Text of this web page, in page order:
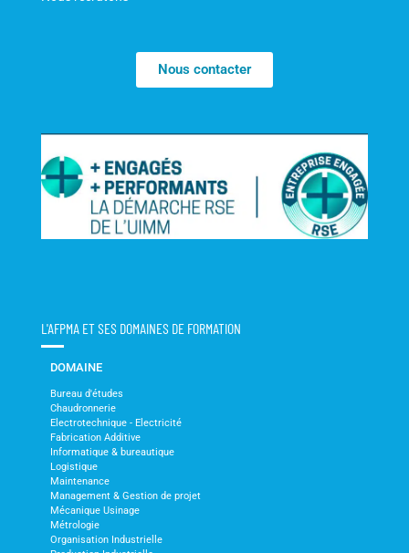
Nous contacter
L'AFPMA ET SES DOMAINES DE FORMATION
DOMAINE
Bureau d'études
Chaudronnerie
Electrotechnique - Electricité
Fabrication Additive
Informatique & bureautique
Logistique
Maintenance
Management & Gestion de projet
Mécanique Usinage
Métrologie
Organisation Industrielle